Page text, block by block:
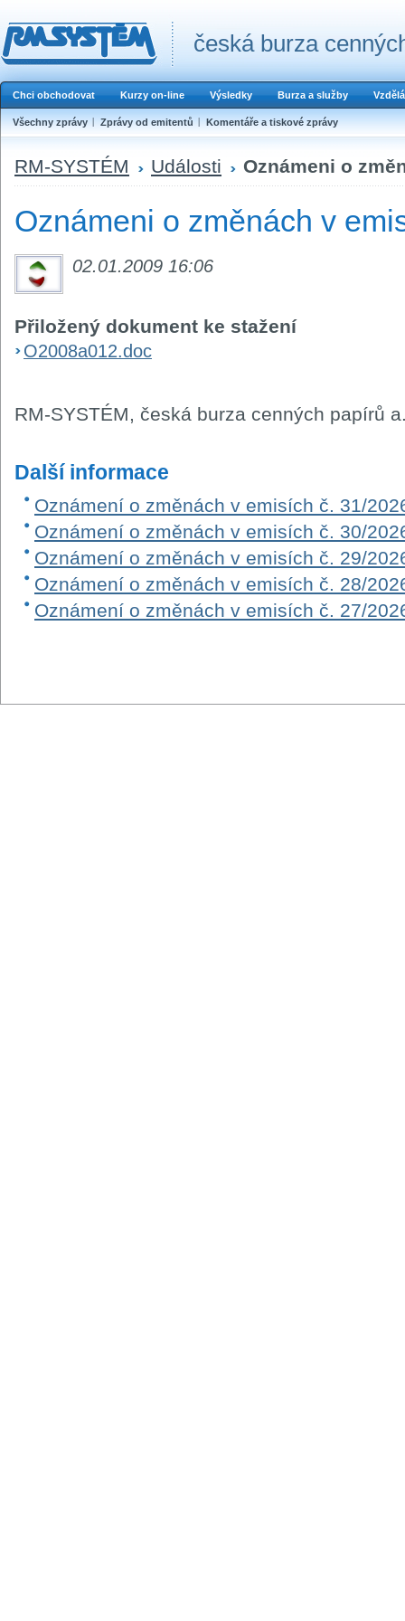
česká burza
Chci obchodovat Kurzy on-line Výsledky Burza a služby
Všechny zprávy Zprávy od emitentů Komentáře a tiskové zprávy
RM-SYSTÉM Události Oznámeni o
Oznámeni o změnách v
02.01.2009 16:06
Přiložený dokument ke stažení
O2008a012.doc
RM-SYSTÉM, česká burza cenných papírů
Další informace
Oznámení o změnách v emisích č. 31/
Oznámení o změnách v emisích č. 30/
Oznámení o změnách v emisích č. 29/
Oznámení o změnách v emisích č. 28/
Oznámení o změnách v emisích č. 27/